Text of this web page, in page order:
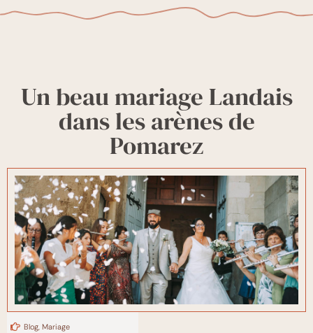
Un beau mariage Landais
dans les arènes de
Pomarez
Blog, Mariage